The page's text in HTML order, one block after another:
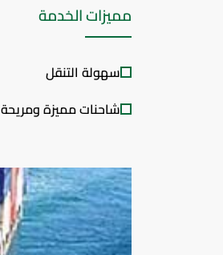
مميزات الخدمة
سهولة التنقل
شاحنات مميزة ومريحة